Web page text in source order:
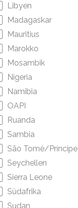
Libyen
Madagaskar
Mauritius
Marokko
Mosambik
Nigeria
Namibia
OAPI
Ruanda
Sambia
São Tomé/Príncipe
Seychellen
Sierra Leone
Südafrika
Sudan